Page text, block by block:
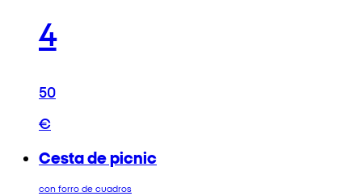
4
50
€
Cesta de picnic
con forro de cuadros